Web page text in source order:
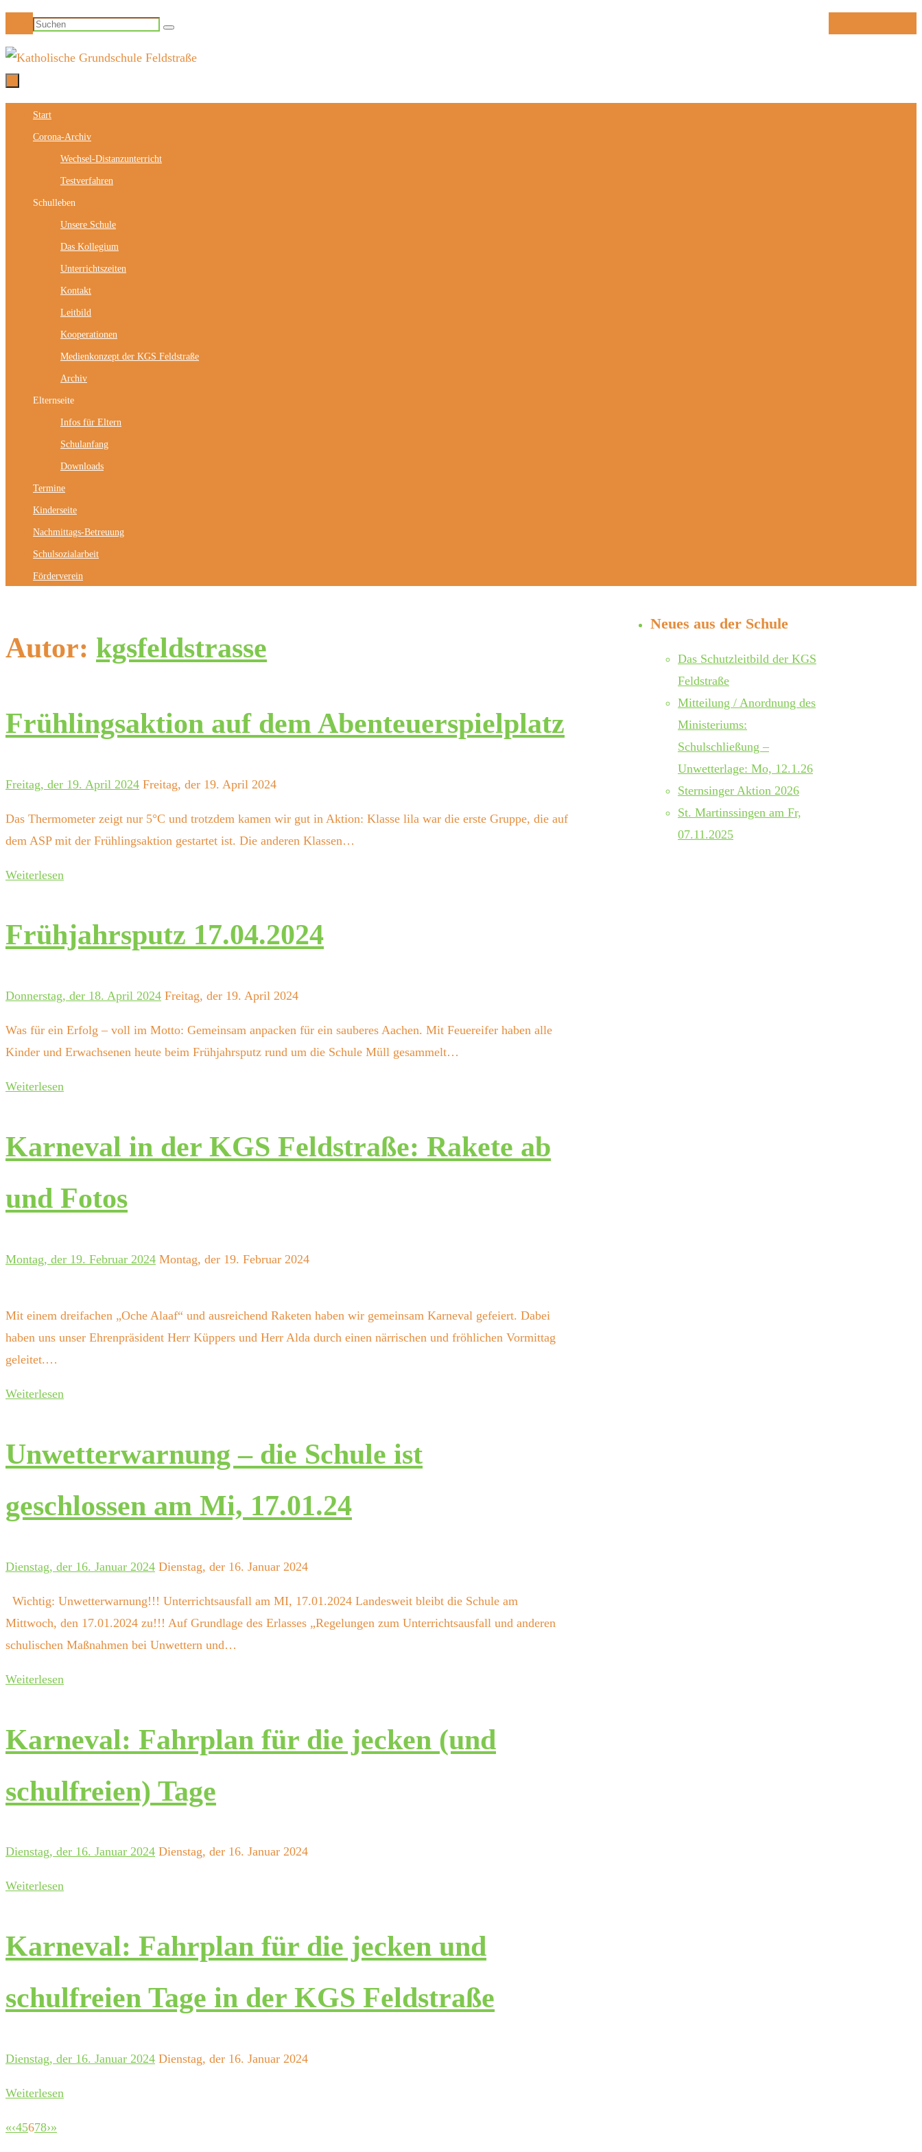
Inhalt
Suchen
Suchen
Inhalt
Start
Corona-Archiv
Wechsel-Distanzunterricht
Testverfahren
Schulleben
Unsere Schule
Das Kollegium
Unterrichtszeiten
Kontakt
Leitbild
Kooperationen
Medienkonzept der KGS Feldstraße
Archiv
Elternseite
Infos für Eltern
Schulanfang
Downloads
Termine
Kinderseite
Nachmittags-Betreuung
Schulsozialarbeit
Förderverein
Autor: kgsfeldstrasse
Frühlingsaktion auf dem Abenteuerspielplatz
Freitag, der 19. April 2024 Freitag, der 19. April 2024
Das Thermometer zeigt nur 5°C und trotzdem kamen wir gut in Aktion: Klasse lila war die erste Gruppe, die auf
dem ASP mit der Frühlingsaktion gestartet ist. Die anderen Klassen…
Weiterlesen
Frühjahrsputz 17.04.2024
Donnerstag, der 18. April 2024 Freitag, der 19. April 2024
Was für ein Erfolg – voll im Motto: Gemeinsam anpacken für ein sauberes Aachen. Mit Feuereifer haben alle
Kinder und Erwachsenen heute beim Frühjahrsputz rund um die Schule Müll gesammelt…
Weiterlesen
Karneval in der KGS Feldstraße: Rakete ab
und Fotos
Montag, der 19. Februar 2024 Montag, der 19. Februar 2024
Mit einem dreifachen „Oche Alaaf“ und ausreichend Raketen haben wir gemeinsam Karneval gefeiert. Dabei
haben uns unser Ehrenpräsident Herr Küppers und Herr Alda durch einen närrischen und fröhlichen Vormittag
geleitet.…
Weiterlesen
Unwetterwarnung – die Schule ist
geschlossen am Mi, 17.01.24
Dienstag, der 16. Januar 2024 Dienstag, der 16. Januar 2024
Wichtig: Unwetterwarnung!!! Unterrichtsausfall am MI, 17.01.2024 Landesweit bleibt die Schule am
Mittwoch, den 17.01.2024 zu!!! Auf Grundlage des Erlasses „Regelungen zum Unterrichtsausfall und anderen
schulischen Maßnahmen bei Unwettern und…
Weiterlesen
Karneval: Fahrplan für die jecken (und
schulfreien) Tage
Dienstag, der 16. Januar 2024 Dienstag, der 16. Januar 2024
Weiterlesen
Karneval: Fahrplan für die jecken und
schulfreien Tage in der KGS Feldstraße
Dienstag, der 16. Januar 2024 Dienstag, der 16. Januar 2024
Weiterlesen
«‹45678›»
Neues aus der Schule
Das Schutzleitbild der KGS
Feldstraße
Mitteilung / Anordnung des
Ministeriums:
Schulschließung –
Unwetterlage: Mo, 12.1.26
Sternsinger Aktion 2026
St. Martinssingen am Fr,
07.11.2025